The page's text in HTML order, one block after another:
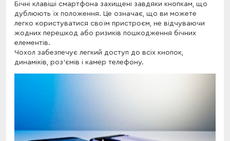
Бічні клавіші смартфона захищені завдяки кнопкам, що
дублюють їх положення. Це означає, що ви можете
легко користуватися своїм пристроєм, не відчуваючи
жодних перешкод або ризиків пошкодження бічних
елементів.
Чохол забезпечує легкий доступ до всіх кнопок,
динаміків, роз'ємів і камер телефону.